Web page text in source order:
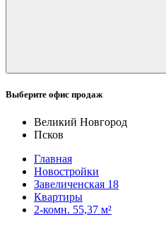
Выберите офис продаж
Великий Новгород
Псков
Главная
Новостройки
Завеличенская 18
Квартиры
2-комн. 55,37 м²